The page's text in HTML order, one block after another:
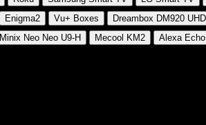
Enigma2 Vu+ Boxes Dreambox DM920 UHD
Minix Neo Neo U9-H Mecool KM2 Alexa